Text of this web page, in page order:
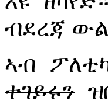
ብደረጃ
ኣብ
ተገይሩን